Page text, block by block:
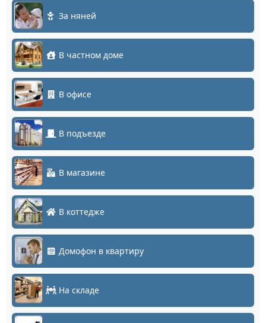
За няней
В частном доме
В офисе
В подъезде
В магазине
В коттедже
Домофон в квартиру
На складе